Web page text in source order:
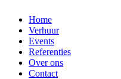
Home
Verhuur
Events
Referenties
Over ons
Contact